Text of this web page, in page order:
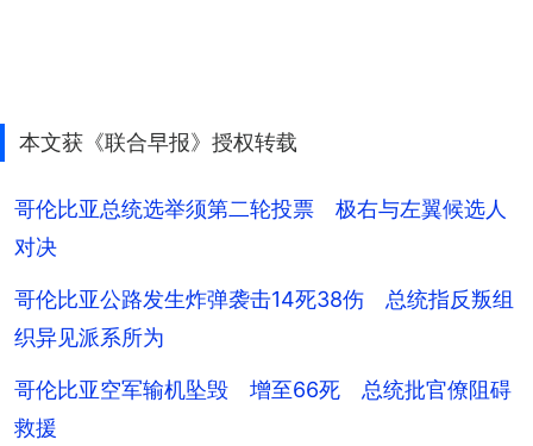
本文获《联合早报》授权转载
哥伦比亚总统选举须第二轮投票 极右与左翼候选人
对决
哥伦比亚公路发生炸弹袭击14死38伤 总统指反叛组
织异见派系所为
哥伦比亚空军输机坠毁 增至66死 总统批官僚阻碍
救援